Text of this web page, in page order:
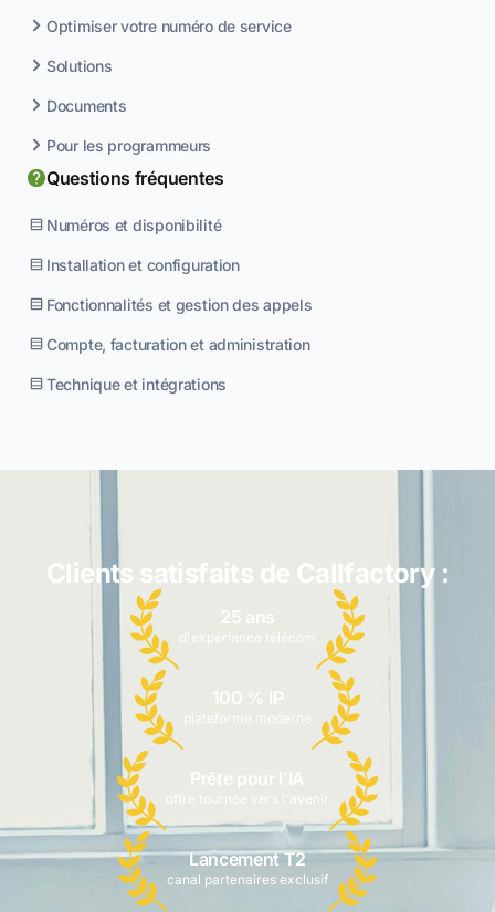
Optimiser votre numéro de service
Solutions
Documents
Pour les programmeurs
Questions fréquentes
Numéros et disponibilité
Installation et configuration
Fonctionnalités et gestion des appels
Compte, facturation et administration
Technique et intégrations
Clients satisfaits de Callfactory :
25 ans
d'expérience télécom
100 % IP
plateforme moderne
Prête pour l'IA
offre tournée vers l'avenir
Lancement T2
canal partenaires exclusif